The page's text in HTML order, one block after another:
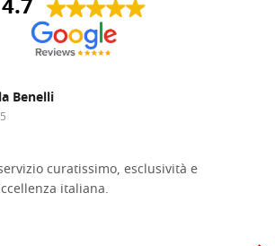
4.7
Benelli
curatissimo, esclusività e
italiana.